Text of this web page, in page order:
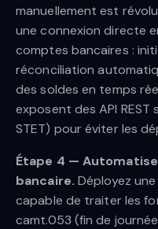
manuellement est
une connexion directe
comptes bancaires :
réconciliation
des soldes en temps
exposent des API
STET) pour éviter les
Étape 4 —
bancaire. Déployez
capable de traiter les
camt.053 (fin de